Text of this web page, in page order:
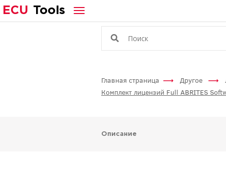
ECU Tools
Главная страница Другое
Комплект лицензий Full ABRITES
Описание